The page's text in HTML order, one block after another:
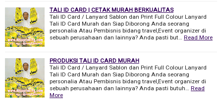
TALI ID CARD | CETAK MURAH BERKUALITAS
Tali ID Card / Lanyard Sablon dan Print Full Colour Lanyard
Tali ID Card Murah dan Siap Diborong Anda seorang
personalia Atau Pembisnis bidang travel,Event organizer di
sebuah perusahaan dan lainnya? Anda pasti but…
Read More
PRODUKSI TALI ID CARD MURAH
Tali ID Card / Lanyard Sablon dan Print Full Colour Lanyard
Tali ID Card Murah dan Siap Diborong Anda seorang
personalia Atau Pembisnis bidang travel,Event organizer di
sebuah perusahaan dan lainnya? Anda pasti butuh…
Read
More